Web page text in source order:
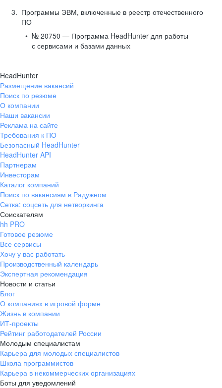
Программы ЭВМ, включенные в реестр отечественного
ПО
№ 20750 — Программа HeadHunter для работы
с сервисами и базами данных
HeadHunter
Размещение вакансий
Поиск по резюме
О компании
Наши вакансии
Реклама на сайте
Требования к ПО
Безопасный HeadHunter
HeadHunter API
Партнерам
Инвесторам
Каталог компаний
Поиск по вакансиям в Радужном
Сетка: соцсеть для нетворкинга
Соискателям
hh PRO
Готовое резюме
Все сервисы
Хочу у вас работать
Производственный календарь
Экспертная рекомендация
Новости и статьи
Блог
О компаниях в игровой форме
Жизнь в компании
ИТ-проекты
Рейтинг работодателей России
Молодым специалистам
Карьера для молодых специалистов
Школа программистов
Карьера в некоммерческих организациях
Боты для уведомлений